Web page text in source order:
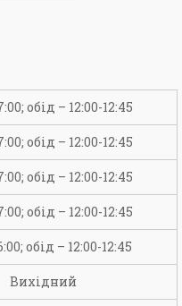
обід – 12:00-12:45
обід – 12:00-12:45
обід – 12:00-12:45
обід – 12:00-12:45
обід – 12:00-12:45
Вихідний